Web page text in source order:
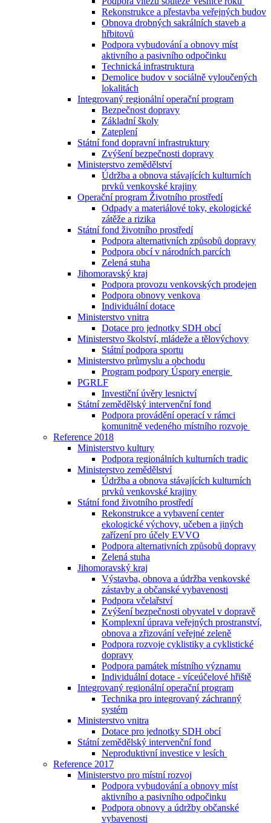
Rekonstrukce a přestavba veřejných budov
Obnova drobných sakrálních staveb a
hřbitovů
Podpora vybudování a obnovy míst
aktivního a pasivního odpočinku
Technická infrastruktura
Demolice budov v sociálně vyloučených
lokalitách
Integrovaný regionální operační program
Bezpečnost dopravy
Základní školy
Zateplení
Státní fond dopravní infrastruktury
Zvýšení bezpečnosti dopravy
Ministerstvo zemědělství
Údržba a obnova stávajících kulturních
prvků venkovské krajiny
Operační program Životního prostředí
Odpady a materiálové toky, ekologické
zátěže a rizika
Státní fond životního prostředí
Podpora alternativních způsobů dopravy
Podpora obcí v národních parcích
Zelená stuha
Jihomoravský kraj
Podpora provozu venkovských prodejen
Podpora obnovy venkova
Individuální dotace
Ministerstvo vnitra
Dotace pro jednotky SDH obcí
Ministerstvo školství, mládeže a tělovýchovy
Státní podpora sportu
Ministerstvo průmyslu a obchodu
Program podpory Úspory energie
PGRLF
Investiční úvěry lesnictví
Státní zemědělský intervenční fond
Podpora provádění operací v rámci
komunitně vedeného místního rozvoje
Reference 2018
Ministerstvo kultury
Podpora regionálních kulturních tradic
Ministerstvo zemědělství
Údržba a obnova stávajících kulturních
prvků venkovské krajiny
Státní fond životního prostředí
Rekonstrukce a vybavení center
ekologické výchovy, učeben a jiných
zařízení pro účely EVVO
Podpora alternativních způsobů dopravy
Zelená stuha
Jihomoravský kraj
Výstavba, obnova a údržba venkovské
zástavby a občanské vybavenosti
Podpora včelařství
Zvýšení bezpečnosti obyvatel v dopravě
Komplexní úprava veřejných prostranství,
obnova a zřizování veřejné zeleně
Podpora rozvoje cyklistiky a cyklistické
dopravy
Podpora památek místního významu
Individuální dotace - víceúčelové hřiště
Integrovaný regionální operační program
Technika pro integrovaný záchranný
systém
Ministerstvo vnitra
Dotace pro jednotky SDH obcí
Státní zemědělský intervenční fond
Neproduktivní investice v lesích
Reference 2017
Ministerstvo pro místní rozvoj
Podpora vybudování a obnovy míst
aktivního a pasivního odpočinku
Podpora obnovy a údržby občanské
vybavenosti